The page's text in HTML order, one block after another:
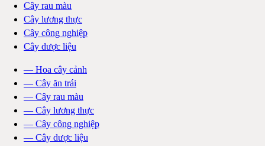
Cây rau màu
Cây lương thực
Cây công nghiệp
Cây dược liệu
— Hoa cây cảnh
— Cây ăn trái
— Cây rau màu
— Cây lương thực
— Cây công nghiệp
— Cây dược liệu